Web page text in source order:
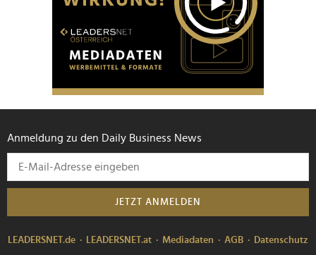
Anmeldung zu den Daily Business News
JETZT ANMELDEN
LEADERSNET.de LEADERSNET.at Mediadaten AGB Datenschutz